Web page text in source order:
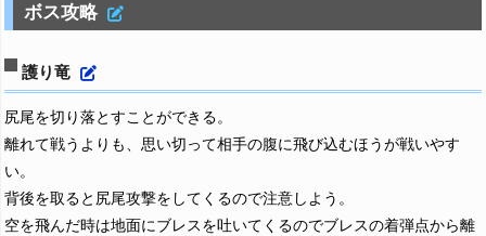
ボス攻略
護り竜
尻尾を切り落とすことができる。
離れて戦うよりも、思い切って相手の腹に飛び込むほうが戦いやす
い。
背後を取ると尻尾攻撃をしてくるので注意しよう。
空を飛んだ時は地面にブレスを吐いてくるのでブレスの着弾点から離